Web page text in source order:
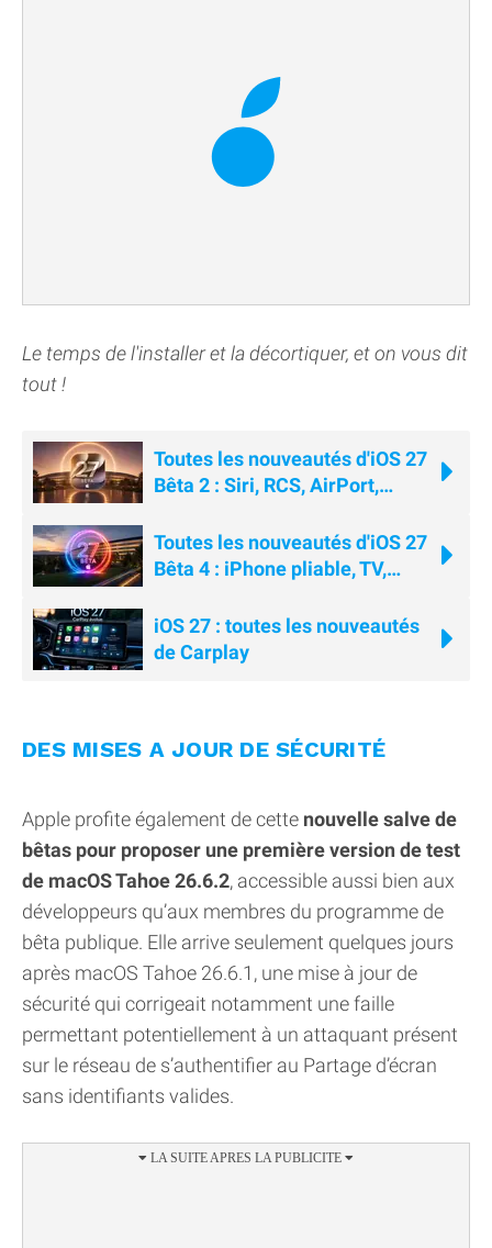
Le temps de l'installer et la décortiquer, et on vous dit
tout !
Toutes les nouveautés d'iOS 27
Bêta 2 : Siri, RCS, AirPort,
Toutes les nouveautés d'iOS 27
Bêta 4 : iPhone pliable, TV,
iOS 27 : toutes les nouveautés
de Carplay
DES MISES A JOUR DE SÉCURITÉ
Apple profite également de cette nouvelle salve de
bêtas pour proposer une première version de test
de macOS Tahoe 26.6.2, accessible aussi bien aux
développeurs qu’aux membres du programme de
bêta publique. Elle arrive seulement quelques jours
après macOS Tahoe 26.6.1, une mise à jour de
sécurité qui corrigeait notamment une faille
permettant potentiellement à un attaquant présent
sur le réseau de s’authentifier au Partage d’écran
sans identifiants valides.